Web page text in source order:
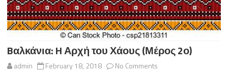
Bαλκάνια: H Αρχή του Χάους (Μέρος 2ο)
admin February 18, 2018 No Comments